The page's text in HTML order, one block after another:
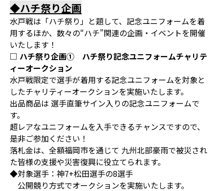
◆ハチ祭り企画
水戸戦は「ハチ祭り」と題して、記念ユニフォームを着
用するほか、数々の“ハチ”関連の企画・イベントを開催
いたします！
□ ハチ祭り企画① ハチ祭り記念ユニフォームチャリテ
ィーオークション
水戸戦限定で選手が着用する記念ユニフォームを対象と
したチャリティーオークションを実施いたします。
出品商品は 選手直筆サイン入りの記念ユニフォームで
す。
超レアなユニフォームを入手できるチャンスですので、
是非ご参加ください！
落札金は、全額福岡市を通じて 九州北部豪雨で被災され
た皆様の支援や災害復興に役立てられます。
◆対象選手：神7+松田選手の8選手
公開競り方式でオークションを実施いたします。